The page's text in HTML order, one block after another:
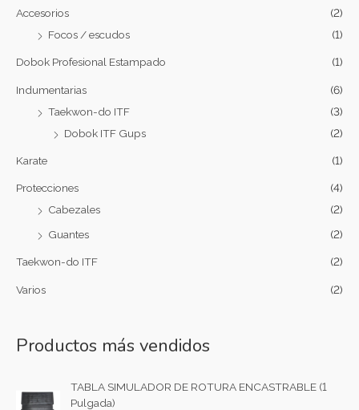
Accesorios
(2)
Focos / escudos
(1)
Dobok Profesional Estampado (1)
Indumentarias
(6)
Taekwon-do ITF
(3)
Dobok ITF Gups
(2)
Karate (1)
Protecciones
(4)
Cabezales
(2)
Guantes
(2)
Taekwon-do ITF (2)
Varios (2)
Productos más vendidos
TABLA SIMULADOR DE ROTURA ENCASTRABLE (1
Pulgada)